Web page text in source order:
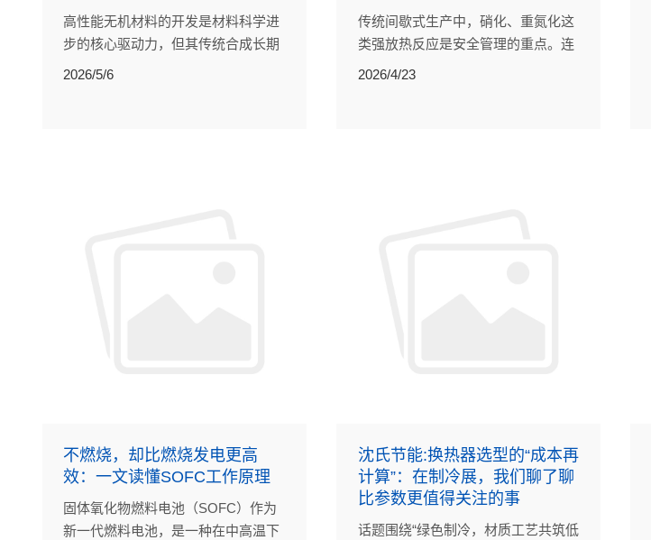
高性能无机材料的开发是材料科学进
步的核心驱动力，但其传统合成长期
受限于低效的间歇式批次生产。
2026/5/6
传统间歇式生产中，硝化、重氮化这
类强放热反应是安全管理的重点。连
续流技术经过多年发展，在强放热快
2026/4/23
不燃烧，却比燃烧发电更高
效：一文读懂SOFC工作原理
固体氧化物燃料电池（SOFC）作为
新一代燃料电池，是一种在中高温下
沈氏节能:换热器选型的“成本再
计算”：在制冷展，我们聊了聊
比参数更值得关注的事
话题围绕“绿色制冷，材质工艺共筑低